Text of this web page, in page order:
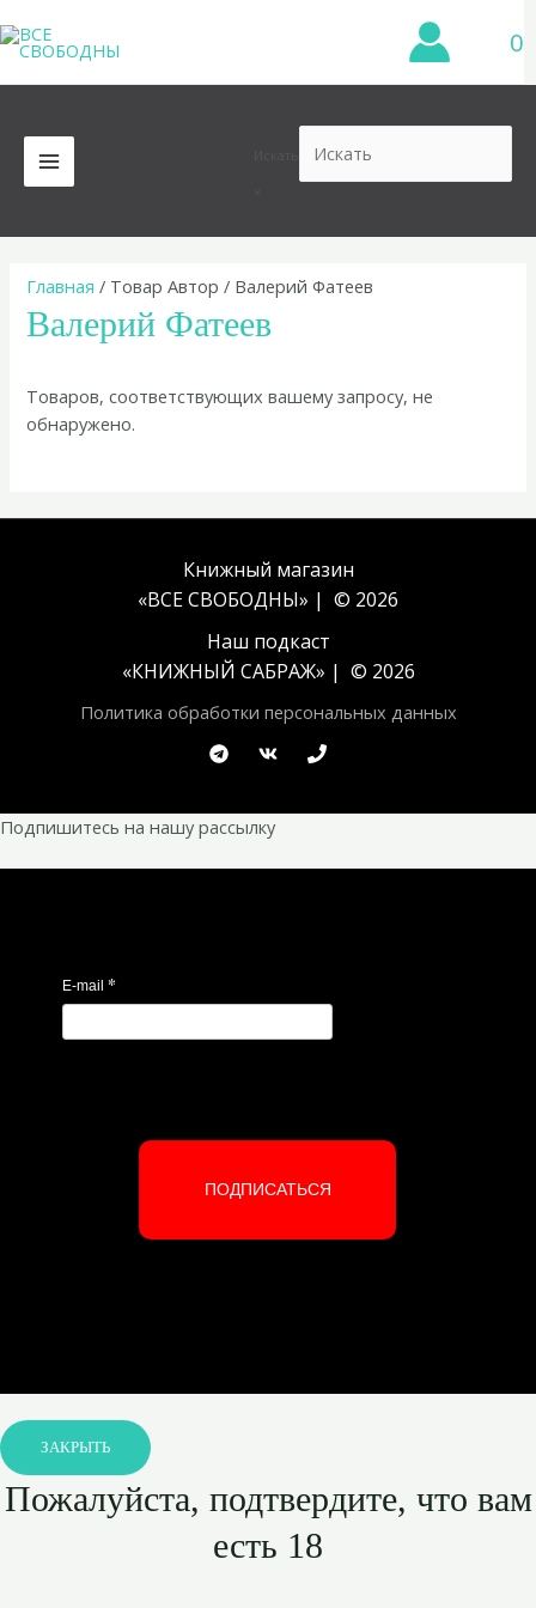
к
содержимому
0
MAIN
MENU
Главная / Товар Автор / Валерий Фатеев
Валерий Фатеев
Товаров, соответствующих вашему запросу, не
обнаружено.
Книжный магазин
«ВСЕ СВОБОДНЫ» | © 2026
Наш подкаст
«КНИЖНЫЙ САБРАЖ» | © 2026
Политика обработки персональных данных
Подпишитесь на нашу рассылку
E-mail *
ПОДПИСАТЬСЯ
ЗАКРЫТЬ
Пожалуйста, подтвердите, что вам
есть 18